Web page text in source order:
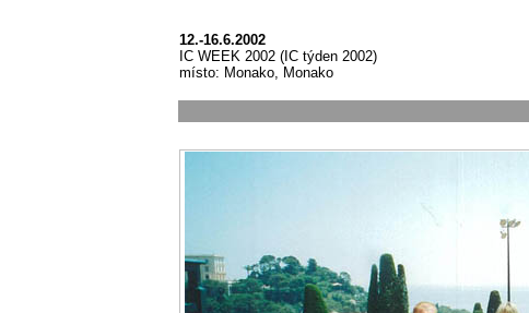
12.-16.6.2002
IC WEEK 2002 (IC týden 2002)
místo: Monako, Monako